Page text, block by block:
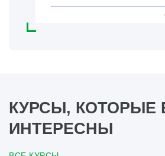
КУРСЫ, КОТОРЫЕ
ИНТЕРЕСНЫ